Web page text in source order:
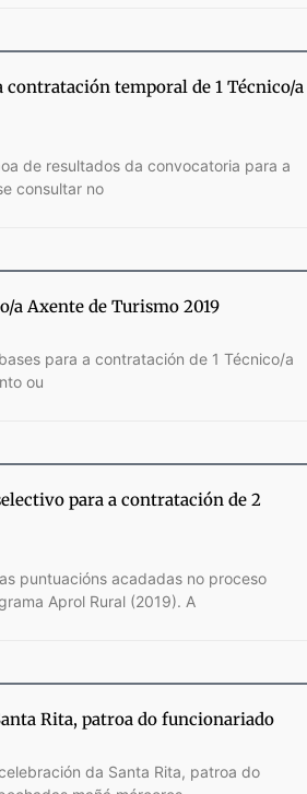
temporal de 1 Técnico/a
de resultados da convocatoria para a
consultar no
a Axente de Turismo 2019
para a contratación de 1 Técnico/a
ou
para a contratación de 2
puntuacións acadadas no proceso
Aprol Rural (2019). A
Rita, patroa do funcionariado
da Santa Rita, patroa do